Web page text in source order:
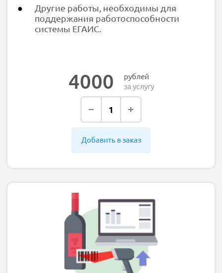
Другие работы, необходимы для
поддержания работоспособности
системы ЕГАИС.
4000
рублей
за услугу
Добавить в заказ